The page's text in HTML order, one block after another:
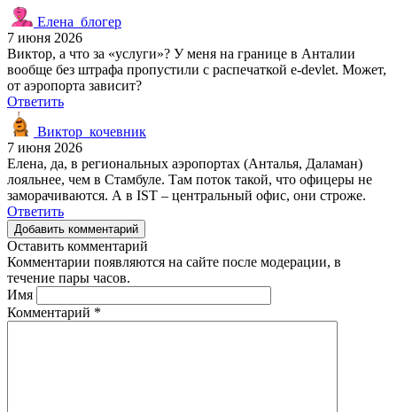
Елена_блогер
7 июня 2026
Виктор, а что за «услуги»? У меня на границе в Анталии
вообще без штрафа пропустили с распечаткой e-devlet. Может,
от аэропорта зависит?
Ответить
Виктор_кочевник
7 июня 2026
Елена, да, в региональных аэропортах (Анталья, Даламан)
лояльнее, чем в Стамбуле. Там поток такой, что офицеры не
заморачиваются. А в IST – центральный офис, они строже.
Ответить
Добавить комментарий
Оставить комментарий
Комментарии появляются на сайте после модерации, в
течение пары часов.
Имя
Комментарий *